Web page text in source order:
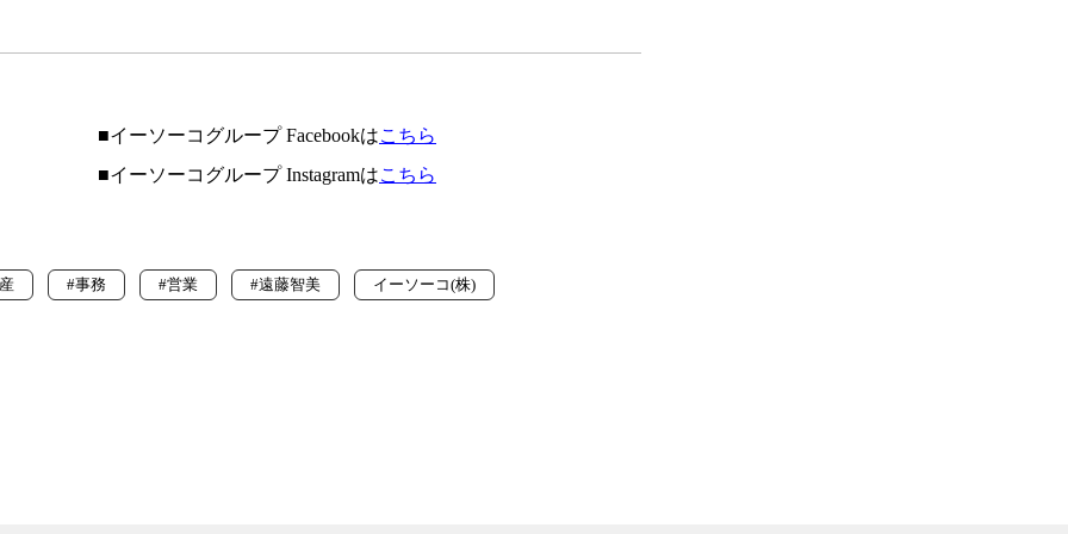
■イーソーコグループ Facebookはこちら
■イーソーコグループ Instagramはこちら
#事務 #営業 #遠藤智美 イーソーコ(株)